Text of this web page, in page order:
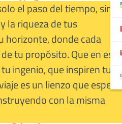
el paso del tiempo, sino
la riqueza de tus
horizonte, donde cada
tu propósito. Que en esta
ingenio, que inspiren tu
es un lienzo que espera
con la misma